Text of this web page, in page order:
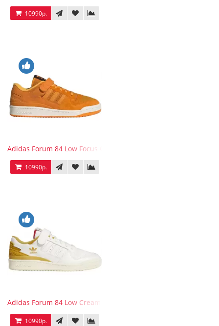
10990р.
Adidas Forum 84 Low Focus Orange
10990р.
Adidas Forum 84 Low Cream White Victory Gold
10990р.